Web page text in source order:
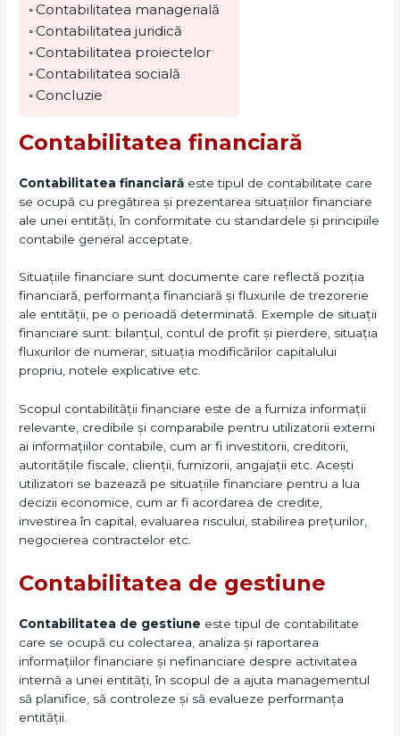
Contabilitatea managerială
Contabilitatea juridică
Contabilitatea proiectelor
Contabilitatea socială
Concluzie
Contabilitatea financiară
Contabilitatea financiară este tipul de contabilitate care
se ocupă cu pregătirea și prezentarea situațiilor financiare
ale unei entități, în conformitate cu standardele și principiile
contabile general acceptate.
Situațiile financiare sunt documente care reflectă poziția
financiară, performanța financiară și fluxurile de trezorerie
ale entității, pe o perioadă determinată. Exemple de situații
financiare sunt: bilanțul, contul de profit și pierdere, situația
fluxurilor de numerar, situația modificărilor capitalului
propriu, notele explicative etc.
Scopul contabilității financiare este de a furniza informații
relevante, credibile și comparabile pentru utilizatorii externi
ai informațiilor contabile, cum ar fi investitorii, creditorii,
autoritățile fiscale, clienții, furnizorii, angajații etc. Acești
utilizatori se bazează pe situațiile financiare pentru a lua
decizii economice, cum ar fi acordarea de credite,
investirea în capital, evaluarea riscului, stabilirea prețurilor,
negocierea contractelor etc.
Contabilitatea de gestiune
Contabilitatea de gestiune este tipul de contabilitate
care se ocupă cu colectarea, analiza și raportarea
informațiilor financiare și nefinanciare despre activitatea
internă a unei entități, în scopul de a ajuta managementul
să planifice, să controleze și să evalueze performanța
entității.